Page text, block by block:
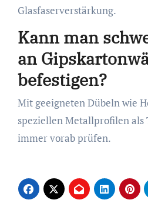
Glasfaserverstärkung.
Kann man
an
befestigen?
Mit geeigneten Dübeln wie Hohlraumdübeln oder
speziellen Metallprofilen als
immer vorab prüfen.